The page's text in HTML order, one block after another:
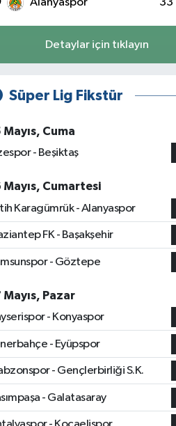
Detaylar için tıklayın
Süper Lig Fikstür
Mayıs, Cuma
- Beşiktaş
Mayıs, Cumartesi
Karagümrük - Alanyaspor
FK - Başakşehir
- Göztepe
Mayıs, Pazar
- Konyaspor
- Eyüpspor
- Gençlerbirliği S.K.
- Galatasaray